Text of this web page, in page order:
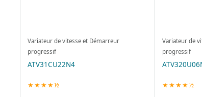
Variateur de vitesse et Démarreur
progressif
ATV31CU22N4
★★★★½
Variateur de
progressif
★★★★½